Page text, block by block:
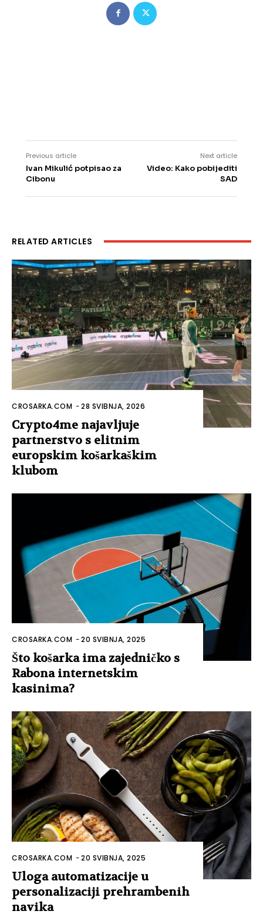
Previous article
Ivan Mikulić potpisao za
Cibonu
Next article
Video: Kako pobijediti
SAD
RELATED ARTICLES
CROSARKA.COM -28 SVIBNJA, 2026
Crypto4me najavljuje
partnerstvo s elitnim
europskim košarkaškim
klubom
CROSARKA.COM -20 SVIBNJA, 2025
Što košarka ima zajedničko s
Rabona internetskim
kasinima?
CROSARKA.COM -20 SVIBNJA, 2025
Uloga automatizacije u
personalizaciji prehrambenih
navika